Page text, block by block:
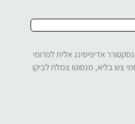
אדיפיסינג אלית לפרומי
צש בליא, מנסוטו צמלח לביקו